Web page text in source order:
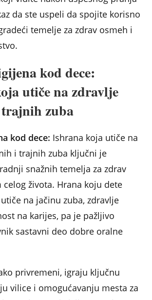
da ste uspeli da spojite korisno
temelje za zdrav osmeh i
kod dece:
utiče na zdravlje
zuba
kod dece: Ishrana koja utiče na
i trajnih zuba ključni je
snažnih temelja za zdrav
života. Hrana koju dete
na jačinu zuba, zdravlje
na karijes, pa je pažljivo
sastavni deo dobre oralne
privremeni, igraju ključnu
vilice i omogućavanju mesta za